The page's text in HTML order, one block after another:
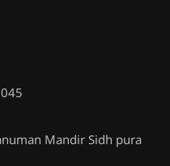
Mandir Sidh pura